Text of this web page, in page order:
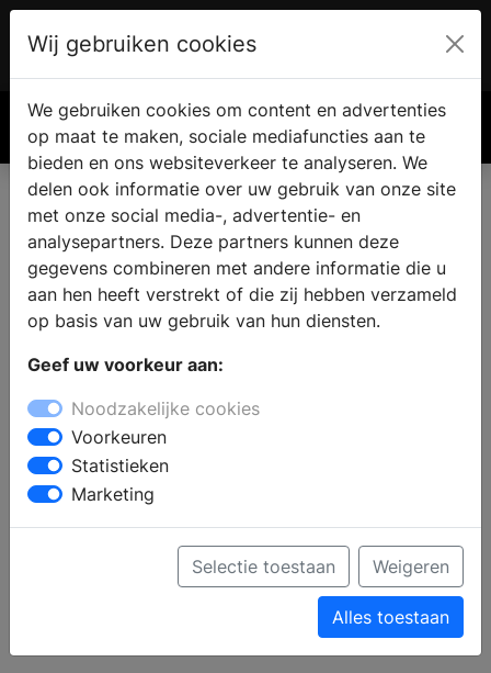
€ 0.00
Wij gebruiken cookies
We gebruiken cookies om content en advertenties
op maat te maken, sociale mediafuncties aan te
bieden en ons websiteverkeer te analyseren. We
delen ook informatie over uw gebruik van onze site
met onze social media-, advertentie- en
analysepartners. Deze partners kunnen deze
gegevens combineren met andere informatie die u
aan hen heeft verstrekt of die zij hebben verzameld
op basis van uw gebruik van hun diensten.
Geef uw voorkeur aan:
Noodzakelijke cookies
Voorkeuren
Statistieken
Marketing
Selectie toestaan Weigeren
Alles toestaan